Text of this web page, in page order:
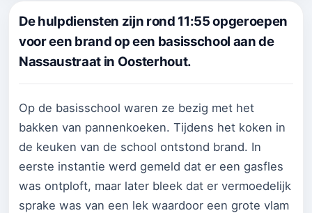
De hulpdiensten zijn rond 11:55 opgeroepen
voor een brand op een basisschool aan de
Nassaustraat in Oosterhout.
Op de basisschool waren ze bezig met het
bakken van pannenkoeken. Tijdens het koken in
de keuken van de school ontstond brand. In
eerste instantie werd gemeld dat er een gasfles
was ontploft, maar later bleek dat er vermoedelijk
sprake was van een lek waardoor een grote vlam